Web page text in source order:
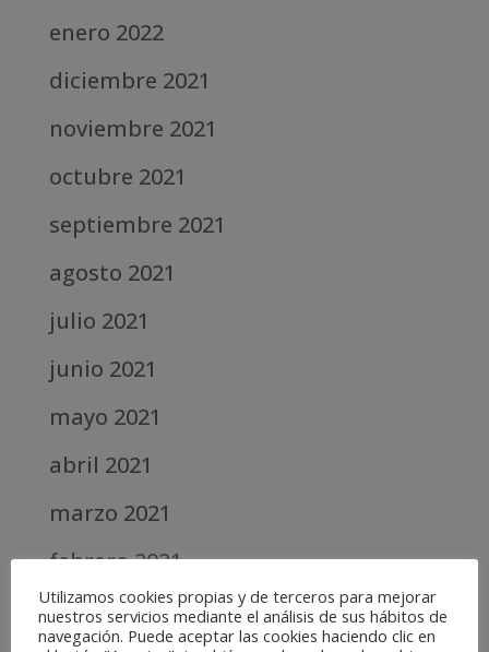
enero 2022
diciembre 2021
noviembre 2021
octubre 2021
septiembre 2021
agosto 2021
julio 2021
junio 2021
mayo 2021
abril 2021
marzo 2021
febrero 2021
diciembre 2020
Utilizamos cookies propias y de terceros para mejorar
nuestros servicios mediante el análisis de sus hábitos de
navegación. Puede aceptar las cookies haciendo clic en